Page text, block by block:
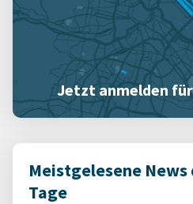
Jetzt anmelden
Meistgelesene
Tage